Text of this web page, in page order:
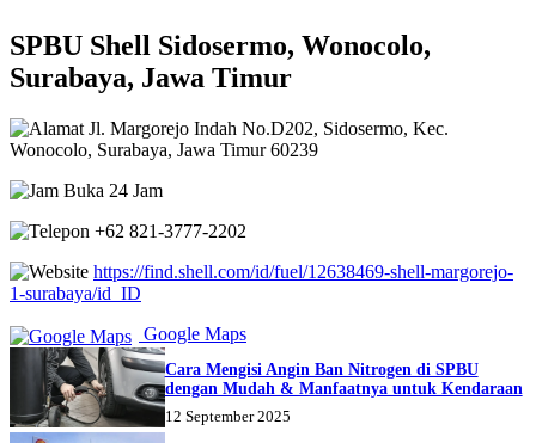
SPBU Shell Sidosermo, Wonocolo,
Surabaya, Jawa Timur
Jl. Margorejo Indah No.D202, Sidosermo, Kec.
Wonocolo, Surabaya, Jawa Timur 60239
Buka 24 Jam
+62 821-3777-2202
https://find.shell.com/id/fuel/12638469-shell-margorejo-
1-surabaya/id_ID
Google Maps
Cara Mengisi Angin Ban Nitrogen di SPBU
dengan Mudah & Manfaatnya untuk Kendaraan
12 September 2025